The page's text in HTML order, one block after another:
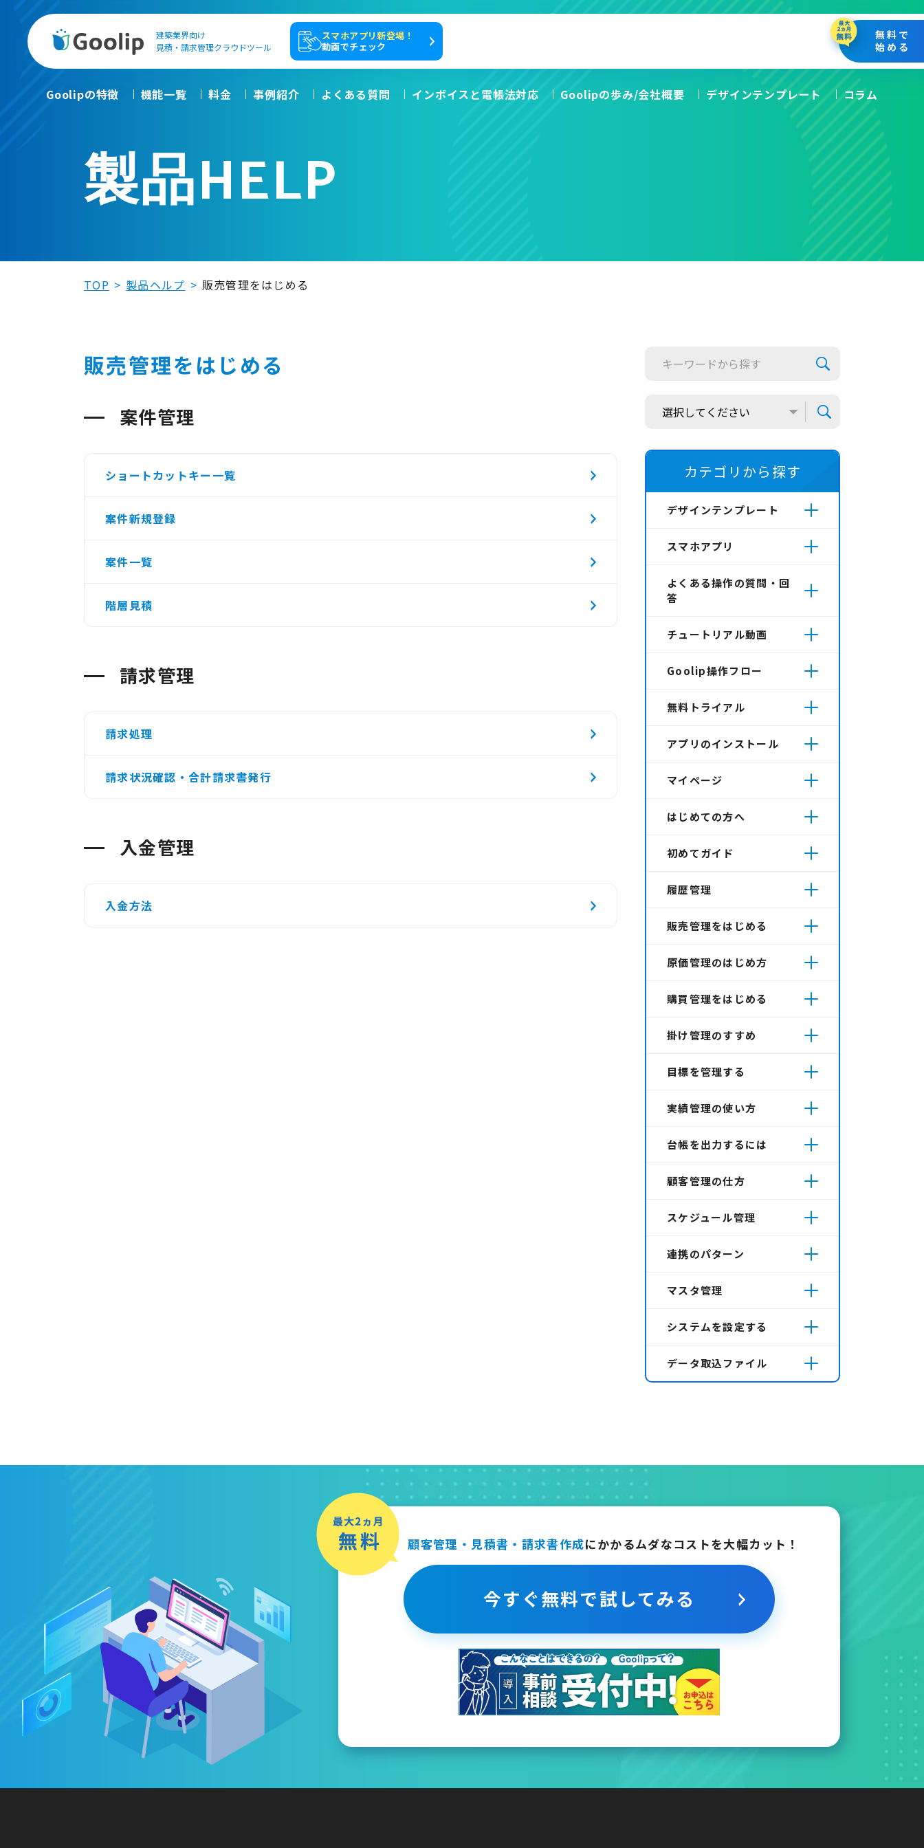
建築業界向け
見積・請求管理クラウドツール
スマホアプリ新登場！
動画でチェック
無料で
始める
Goolipの特徴 機能一覧 料金 事例紹介 よくある質問 インボイスと電帳法対応 Goolipの歩み/会社概要 デザインテンプレート コラム
製品HELP
TOP 製品ヘルプ 販売管理をはじめる
販売管理をはじめる
案件管理
ショートカットキー一覧
案件新規登録
案件一覧
階層見積
請求管理
請求処理
請求状況確認・合計請求書発行
入金管理
入金方法
カテゴリから探す
デザインテンプレート
スマホアプリ
よくある操作の質問・回
答
チュートリアル動画
Goolip操作フロー
無料トライアル
アプリのインストール
マイページ
はじめての方へ
初めてガイド
履歴管理
販売管理をはじめる
原価管理のはじめ方
購買管理をはじめる
掛け管理のすすめ
目標を管理する
実績管理の使い方
台帳を出力するには
顧客管理の仕方
スケジュール管理
連携のパターン
マスタ管理
システムを設定する
データ取込ファイル
顧客管理・見積書・請求書作成にかかるムダなコストを大幅カット！
今すぐ無料で試してみる